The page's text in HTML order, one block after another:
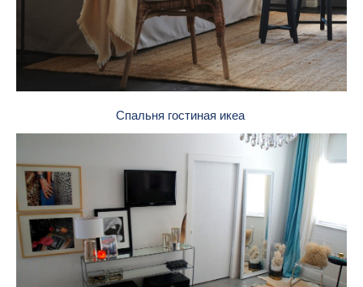
Спальня гостиная икеа